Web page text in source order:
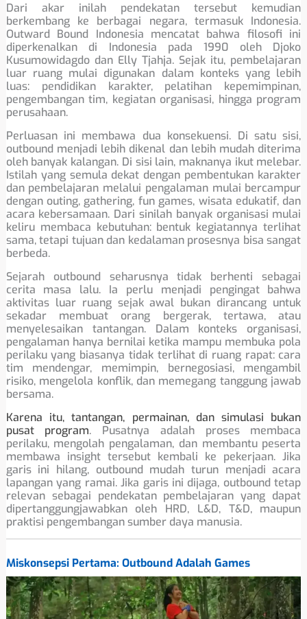
Dari akar inilah pendekatan tersebut kemudian
berkembang ke berbagai negara, termasuk Indonesia.
Outward Bound Indonesia mencatat bahwa filosofi ini
diperkenalkan di Indonesia pada 1990 oleh Djoko
Kusumowidagdo dan Elly Tjahja. Sejak itu, pembelajaran
luar ruang mulai digunakan dalam konteks yang lebih
luas: pendidikan karakter, pelatihan kepemimpinan,
pengembangan tim, kegiatan organisasi, hingga program
perusahaan.
Perluasan ini membawa dua konsekuensi. Di satu sisi,
outbound menjadi lebih dikenal dan lebih mudah diterima
oleh banyak kalangan. Di sisi lain, maknanya ikut melebar.
Istilah yang semula dekat dengan pembentukan karakter
dan pembelajaran melalui pengalaman mulai bercampur
dengan outing, gathering, fun games, wisata edukatif, dan
acara kebersamaan. Dari sinilah banyak organisasi mulai
keliru membaca kebutuhan: bentuk kegiatannya terlihat
sama, tetapi tujuan dan kedalaman prosesnya bisa sangat
berbeda.
Sejarah outbound seharusnya tidak berhenti sebagai
cerita masa lalu. Ia perlu menjadi pengingat bahwa
aktivitas luar ruang sejak awal bukan dirancang untuk
sekadar membuat orang bergerak, tertawa, atau
menyelesaikan tantangan. Dalam konteks organisasi,
pengalaman hanya bernilai ketika mampu membuka pola
perilaku yang biasanya tidak terlihat di ruang rapat: cara
tim mendengar, memimpin, bernegosiasi, mengambil
risiko, mengelola konflik, dan memegang tanggung jawab
bersama.
Karena itu, tantangan, permainan, dan simulasi bukan
pusat program. Pusatnya adalah proses membaca
perilaku, mengolah pengalaman, dan membantu peserta
membawa insight tersebut kembali ke pekerjaan. Jika
garis ini hilang, outbound mudah turun menjadi acara
lapangan yang ramai. Jika garis ini dijaga, outbound tetap
relevan sebagai pendekatan pembelajaran yang dapat
dipertanggungjawabkan oleh HRD, L&D, T&D, maupun
praktisi pengembangan sumber daya manusia.
Miskonsepsi Pertama: Outbound Adalah Games